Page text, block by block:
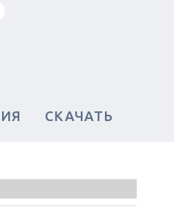
СКАЧАТЬ